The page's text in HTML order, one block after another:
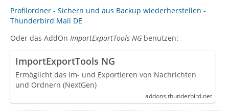
Profilordner - Sichern und aus Backup wiederherstellen -
Thunderbird Mail DE
Oder das AddOn ImportExportTools NG benutzen:
ImportExportTools NG
Ermöglicht das Im- und Exportieren von Nachrichten
und Ordnern (NextGen)
addons.thunderbird.net